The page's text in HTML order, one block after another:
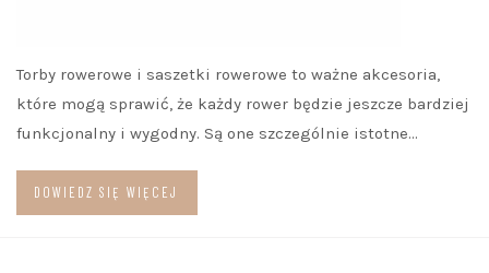
Torby rowerowe i saszetki rowerowe to ważne akcesoria,
które mogą sprawić, że każdy rower będzie jeszcze bardziej
funkcjonalny i wygodny. Są one szczególnie istotne…
DOWIEDZ SIĘ WIĘCEJ